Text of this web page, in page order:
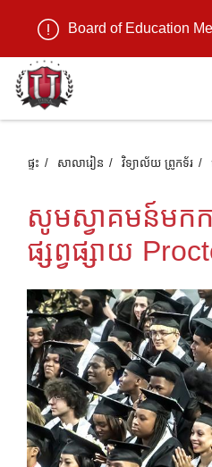
Board of Education Meeting
ផ្ទះ សាលារៀន វិទ្យាល័យ ព្រូកទ័រ
សូមស្វាគមន៍មក
ផ្សព្វផ្សាយ